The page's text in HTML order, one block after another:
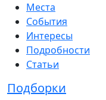
Места
События
Интересы
Подробности
Статьи
Подборки